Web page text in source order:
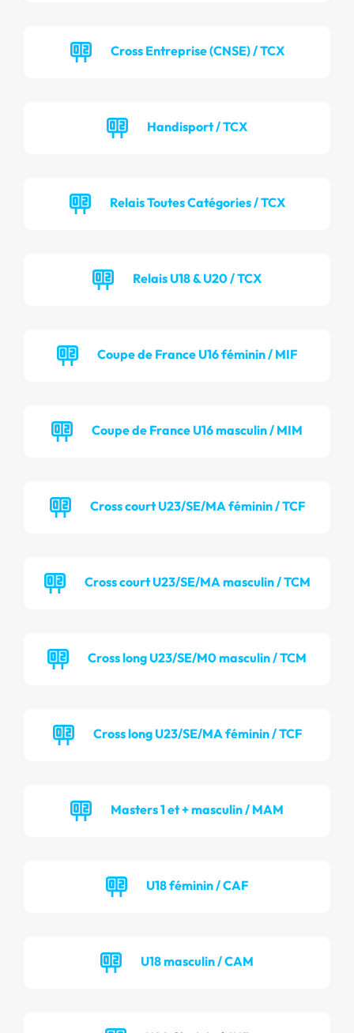
Cross Entreprise (CNSE) / TCX
Handisport / TCX
Relais Toutes Catégories / TCX
Relais U18 & U20 / TCX
Coupe de France U16 féminin / MIF
Coupe de France U16 masculin / MIM
Cross court U23/SE/MA féminin / TCF
Cross court U23/SE/MA masculin / TCM
Cross long U23/SE/M0 masculin / TCM
Cross long U23/SE/MA féminin / TCF
Masters 1 et + masculin / MAM
U18 féminin / CAF
U18 masculin / CAM